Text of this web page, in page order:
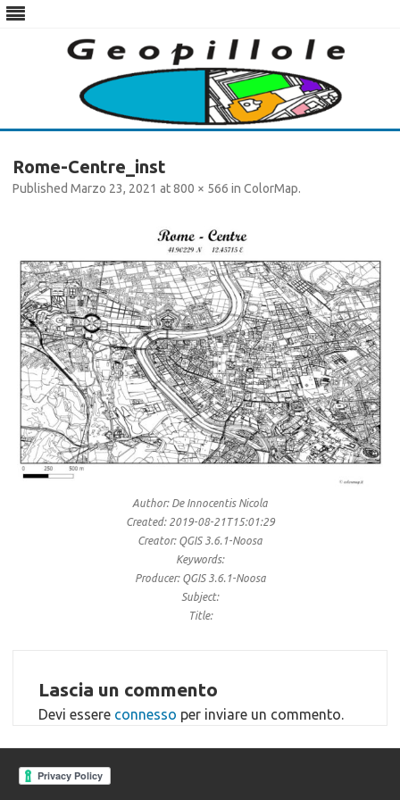
Skip
Rome-Centre_inst
Published Marzo 23, 2021 at800 × 566 in ColorMap.
Author: De Innocentis Nicola
Created: 2019-08-21T15:01:29
Creator: QGIS 3.6.1-Noosa
Keywords:
Producer: QGIS 3.6.1-Noosa
Subject:
Title:
Lascia un commento
Devi essere connesso per inviare un commento.